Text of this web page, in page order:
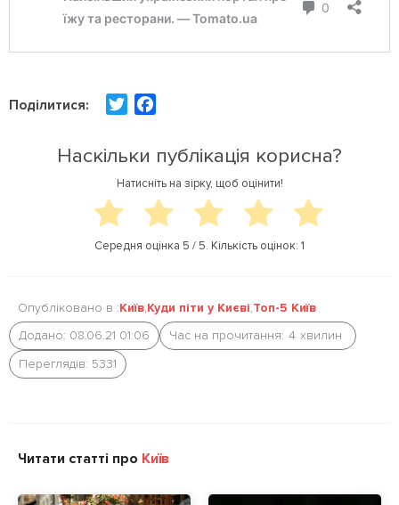
Поділитися:
t
t
e
b
o
k
Наскільки публікація корисна?
Натисніть на зірку, щоб оцінити!
Середня оцінка 5 / 5. Кількість оцінок: 1
Опубліковано в :Київ,Куди піти у Києві,Топ-5 Київ
Додано: 08.06.21 01:06
Час на прочитання: 4 хвилин
Переглядів: 5331
Читати статті про Київ